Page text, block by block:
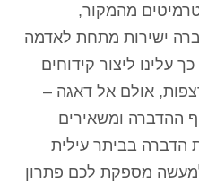
מהמקור,
ישירות מתחת לאדמה
עלינו ליצור קידוחים
אולם אל דאגה –
ההדברה ומשאירים
הדברה בביתר עילית
מספקת לכם פתרון